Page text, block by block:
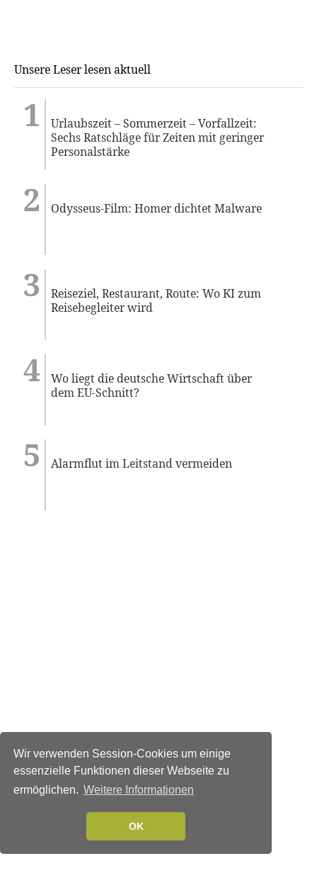
Wir verwenden Session-Cookies um einige
essenzielle Funktionen dieser Webseite zu
ermöglichen. Weitere Informationen
OK
Unsere Leser lesen aktuell
Urlaubszeit – Sommerzeit – Vorfallzeit:
Sechs Ratschläge für Zeiten mit geringer
Personalstärke
Odysseus-Film: Homer dichtet Malware
Reiseziel, Restaurant, Route: Wo KI zum
Reisebegleiter wird
Wo liegt die deutsche Wirtschaft über
dem EU-Schnitt?
Alarmflut im Leitstand vermeiden